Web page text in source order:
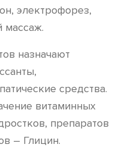
электрофорез,
массаж.
назначают
средства.
витаминных
препаратов
– Глицин.